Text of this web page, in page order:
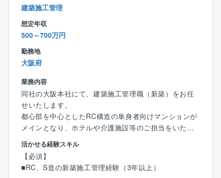
・月平均残業20H程度
社長や取締役員も実務を行うため、営業職や事務職な
どの人員が少なく、技術者一人当たりのノルマが低く
設定でき、残業時間を抑えることができています。
・休日出勤はほとんど無し
できます。
【求人の魅力（アピールポイント）】
・圧倒的な経営安定性
1966年の設立以来、ずっと黒字経営を継続中！顧客は
官公庁や大手電力会社などのため、景気の波に左右さ
れない強固な事業基盤があります。
建築施工管理
想定年収
500～700万円
勤務地
大阪府
業務内容
同社の大阪本社にて、建築施工管理職（新築）をお任
せいたします。
都心部を中心としたRC構造の単身者向けマンションが
メインとなり、ホテルや介護施設等のご担当をいただ
きます。
【具体的には】
◇建築現場での工程、安全、品質、予算管理
活かせる経験スキル
【必須】
■RC、S造の新築施工管理経験（3年以上）